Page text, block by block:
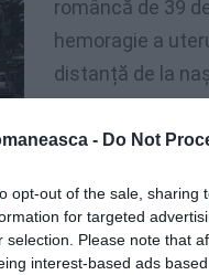
- Do Not
opt-out of the sale,
for targeted
selection. Please note that
interest-based ads
româncă de 39
hemoragie a
distanță de la
Ginecologie de
de 12 iulie.
au operat-o
lucra ca infirmieră